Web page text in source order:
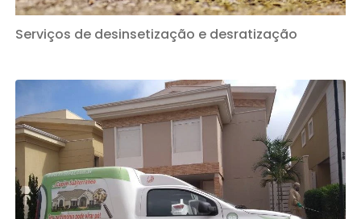
Serviços de desinsetização e desratização